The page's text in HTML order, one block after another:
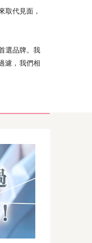
取代見面，
選品牌。我
濾，我們相